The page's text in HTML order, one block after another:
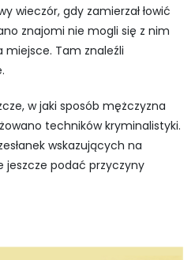
wieczór, gdy zamierzał łowić
znajomi nie mogli się z nim
Tam znaleźli
w jaki sposób mężczyzna
techników kryminalistyki.
wskazujących na
jeszcze podać przyczyny